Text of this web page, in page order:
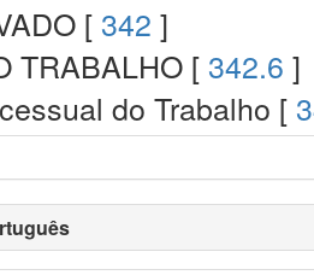
[ 342 ]
TRABALHO [ 342.6 ]
do Trabalho [